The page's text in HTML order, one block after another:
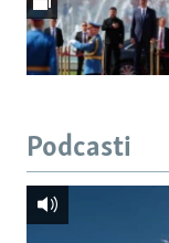
Podcasti